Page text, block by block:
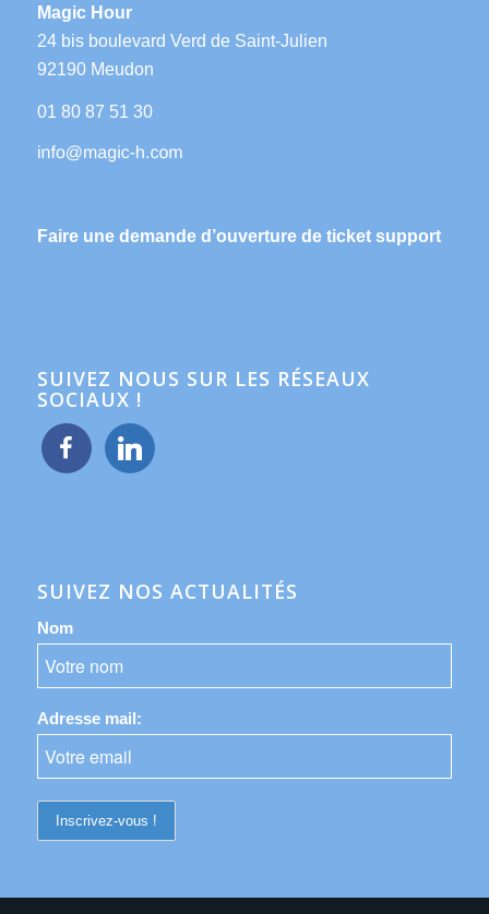
Magic Hour
24 bis boulevard Verd de Saint-Julien
92190 Meudon
01 80 87 51 30
Faire une demande d’ouverture de ticket support
SUIVEZ NOUS SUR LES RÉSEAUX
SOCIAUX !
facebook linkedin
SUIVEZ NOS ACTUALITÉS
Nom
Adresse mail: